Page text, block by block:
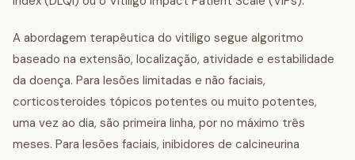
A abordagem terapêutica do vitiligo segue algoritmo
baseado na extensão, localização, atividade e estabilidade
da doença. Para lesões limitadas e não faciais,
corticosteroides tópicos potentes ou muito potentes,
uma vez ao dia, são primeira linha, por no máximo três
meses. Para lesões faciais, inibidores de calcineurina